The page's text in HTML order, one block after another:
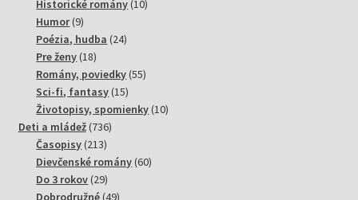
Historické romány 1010
Humor 99
produktov
Poézia, hudba 2424
Pre ženy 1818
produktov
Romány, poviedky 5555
Sci-fi, fantasy 1515
produktov
Životopisy, spomienky 1010
Deti a mládež 736736
Časopisy 213213
produktov
Dievčenské romány 6060
Do 3 rokov 2929
produktov
Dobrodružné 4949